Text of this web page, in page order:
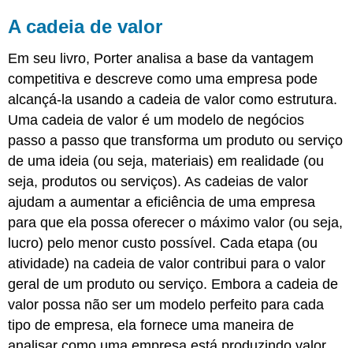
A cadeia de valor
Em seu livro, Porter analisa a base da vantagem
competitiva e descreve como uma empresa pode
alcançá-la usando a cadeia de valor como estrutura.
Uma cadeia de valor é um modelo de negócios
passo a passo que transforma um produto ou serviço
de uma ideia (ou seja, materiais) em realidade (ou
seja, produtos ou serviços). As cadeias de valor
ajudam a aumentar a eficiência de uma empresa
para que ela possa oferecer o máximo valor (ou seja,
lucro) pelo menor custo possível. Cadaetapa (ou
atividade) na cadeia de valor contribui para o valor
geral de um produto ou serviço. Embora a cadeia de
valor possa não ser um modelo perfeito para cada
tipo de empresa, ela fornece uma maneira de